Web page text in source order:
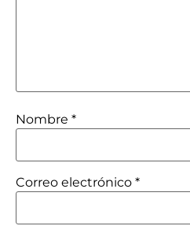
Nombre *
Correo electrónico *